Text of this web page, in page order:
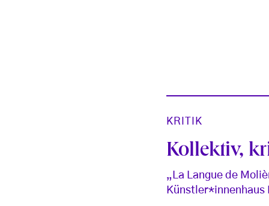
KRITIK
Kollektiv,
„La Langue de
Künstler*innenhaus